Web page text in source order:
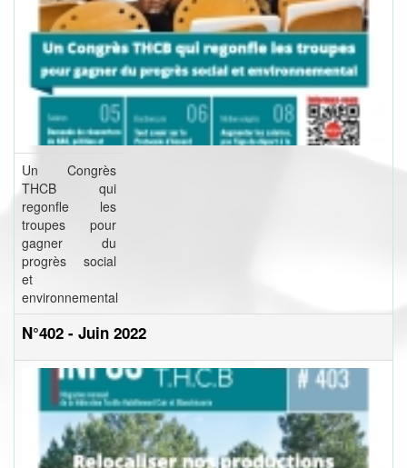
Un Congrès
THCB qui
regonfle les
troupes pour
gagner du
progrès social
et
environnemental
N°402 - Juin 2022